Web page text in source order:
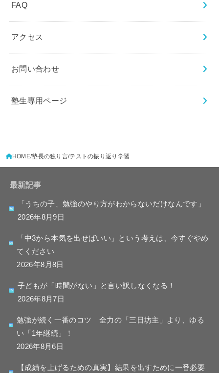
FAQ
アクセス
お問い合わせ
塾生専用ページ
HOME 塾長の独り言 テストの振り返り学習
最新記事
「うちの子、勉強のやり方がわからないだけなんです」
2026年8月9日
「中3から本気を出せばいい」という考えは、今すぐやめ
てください
2026年8月8日
子どもが「時間がない」と言い訳しなくなる！
2026年8月7日
勉強が続く一番のコツ 全力の「三日坊主」より、ゆる
い「1年継続」！
2026年8月6日
【成績を上げるための真実】結果を出すために一番必要